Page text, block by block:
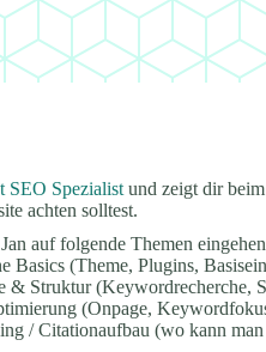
SEO Spezialistund zeigt dir beim
achten solltest.
auf folgende Themen
Basics (Theme, Plugins,
& Struktur (Keywordrecherche,
(Onpage,
/ Citationaufbau (wo kann